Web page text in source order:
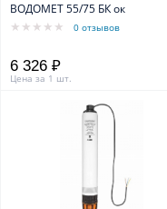
ВОДОМЕТ 55/75 БК ок
0 отзывов
6 326 ₽
Цена за 1 шт.